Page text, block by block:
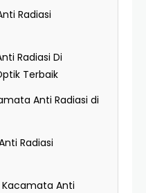
Radiasi
Radiasi Di
Terbaik
Anti Radiasi di
Radiasi
Anti